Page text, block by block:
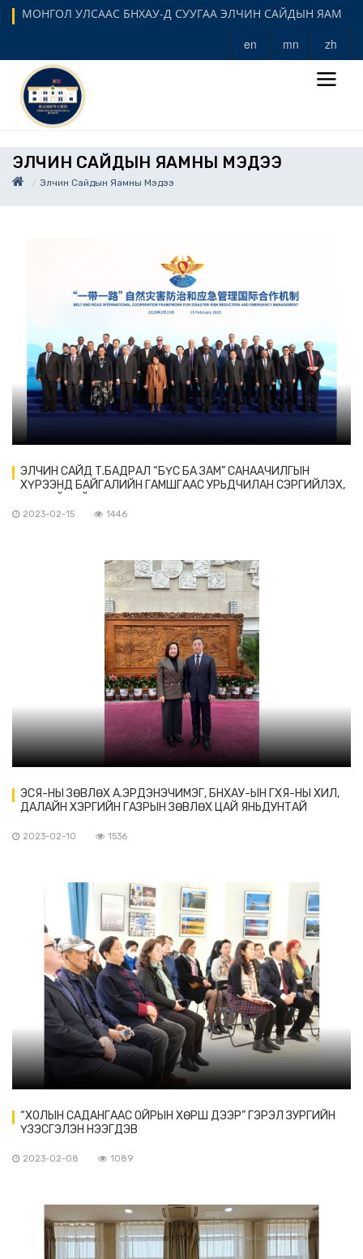
МОНГОЛ УЛСААС БНХАУ-Д СУУГАА ЭЛЧИН САЙДЫН ЯАМ
en mn zh
ЭЛЧИН САЙДЫН ЯАМНЫ МЭДЭЭ
Элчин Сайдын Яамны Мэдээ
ЭЛЧИН САЙД Т.БАДРАЛ “БҮС БА ЗАМ” САНААЧИЛГЫН
ХҮРЭЭНД БАЙГАЛИЙН ГАМШГААС УРЬДЧИЛАН СЭРГИЙЛЭХ,
АЖИЛЛАГААНЫ МЕХАНИЗМЫН АНХДУГААР ХУРАЛД
2023-02-15 1446
ЭСЯ-НЫ ЗӨВЛӨХ А.ЭРДЭНЭЧИМЭГ, БНХАУ-ЫН ГХЯ-НЫ ХИЛ,
ДАЛАЙН ХЭРГИЙН ГАЗРЫН ЗӨВЛӨХ ЦАЙ ЯНЬДУНТАЙ
2023-02-10 1536
“ХОЛЫН САДАНГААС ОЙРЫН ХӨРШ ДЭЭР” ГЭРЭЛ ЗУРГИЙН
ҮЗЭСГЭЛЭН НЭЭГДЭВ
2023-02-08 1089